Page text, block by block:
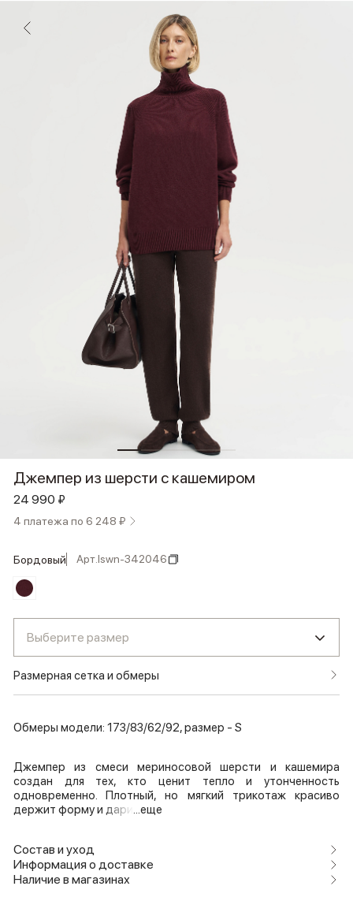
Джемпер из шерсти с кашемиром
24 990 ₽
4 платежа по 6 248 ₽
бордовый Арт.lswn-342046
Выберите размер
Размерная сетка и обмеры
Обмеры модели: 173/83/62/92, размер - S
Джемпер из смеси мериносовой шерсти и кашемира
создан для тех, кто ценит тепло и утонченность
одновременно. Плотный, но мягкий трикотаж красиво
держит форму и дари ...еще
Состав и уход
Информация о доставке
Наличие в магазинах